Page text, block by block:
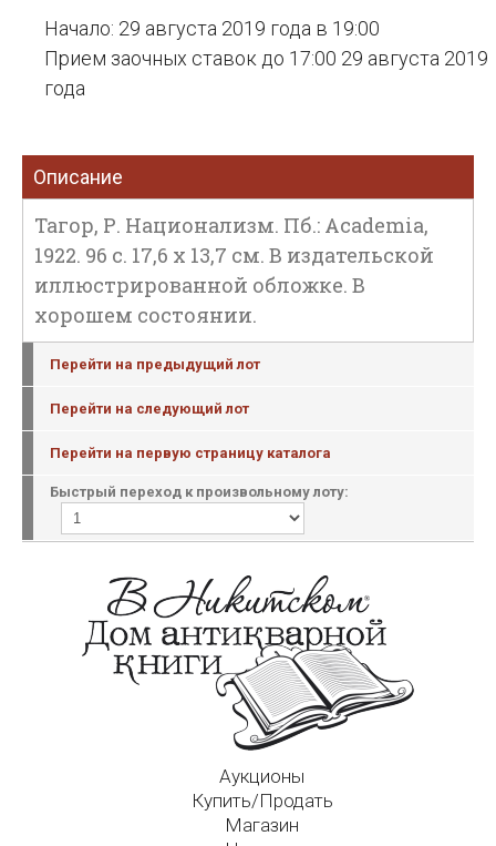
Начало: 29 августа 2019 года в 19:00
Прием заочных ставок до 17:00 29 августа 2019
года
Описание
Тагор, Р. Национализм. Пб.: Academia,
1922. 96 с. 17,6 х 13,7 см. В издательской
иллюстрированной обложке. В
хорошем состоянии.
Перейти на предыдущий лот
Перейти на следующий лот
Перейти на первую страницу каталога
Быстрый переход к произвольному лоту:
Аукционы
Купить/Продать
Магазин